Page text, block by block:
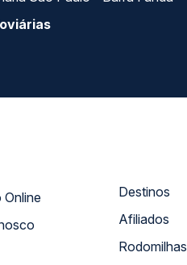
Atendimento Online
Destinos
Afiliados
Rodomilhas